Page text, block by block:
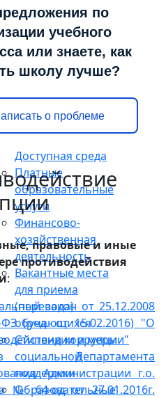
образовательной
организации
Материально-
техническое
образовательного
Доступная среда
Платные
образовательные
услуги
Финансово-
хозяйственная
деятельность
Вакантные места
для приема
(перевода)
обучающихся
Стипендии и меры
социальной
поддержки
Образовательные
по
учебного
или знаете, как
школу лучше?
о проблеме
правовые и иные
противодействия
:
закон от 25.12.2008
(ред. от 15.02.2016) "О
коррупции"
Департамента
Администрации г.о.
№ 64-од от 27.01.2016г.